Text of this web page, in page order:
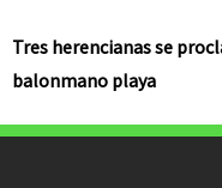
Tres herencianas se
balonmano playa